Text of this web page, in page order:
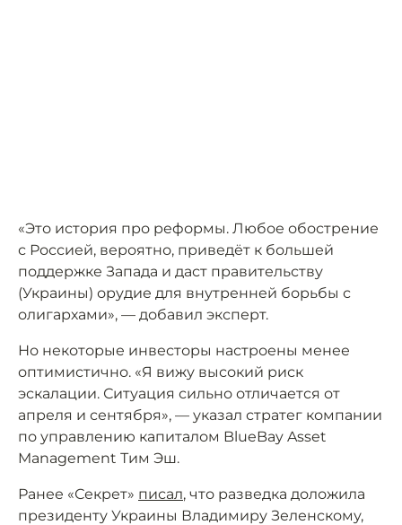
«Это история про реформы. Любое обострение
с Россией, вероятно, приведёт к большей
поддержке Запада и даст правительству
(Украины) орудие для внутренней борьбы с
олигархами», — добавил эксперт.
Но некоторые инвесторы настроены менее
оптимистично. «Я вижу высокий риск
эскалации. Ситуация сильно отличается от
апреля и сентября», — указал стратег компании
по управлению капиталом BlueBay Asset
Management Тим Эш.
Ранее «Секрет» писал, что разведка доложила
президенту Украины Владимиру Зеленскому,